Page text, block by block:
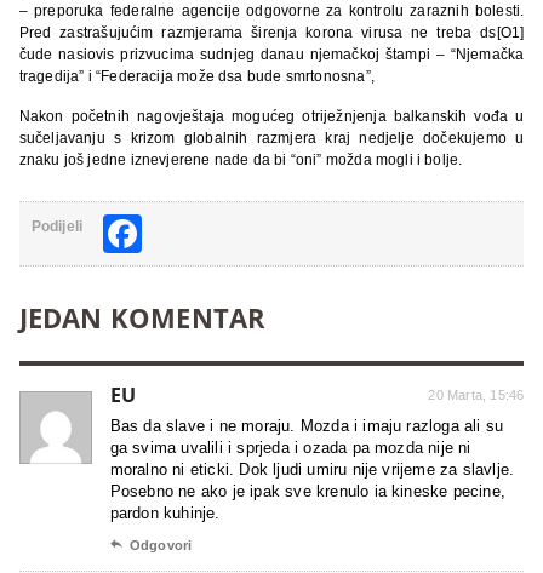
– preporuka federalne agencije odgovorne za kontrolu zaraznih bolesti.
Pred zastrašujućim razmjerama širenja korona virusa ne treba ds[O1]
čude nasiovis prizvucima sudnjeg danau njemačkoj štampi – “Njemačka
tragedija” i “Federacija može dsa bude smrtonosna”,
Nakon početnih nagovještaja mogućeg otriježnjenja balkanskih vođa u
sučeljavanju s krizom globalnih razmjera kraj nedjelje dočekujemo u
znaku još jedne iznevjerene nade da bi “oni” možda mogli i bolje.
Podijeli
JEDAN KOMENTAR
EU 20 Marta, 15:46
Bas da slave i ne moraju. Mozda i imaju razloga ali su
ga svima uvalili i sprjeda i ozada pa mozda nije ni
moralno ni eticki. Dok ljudi umiru nije vrijeme za slavlje.
Posebno ne ako je ipak sve krenulo ia kineske pecine,
pardon kuhinje.
 Odgovori